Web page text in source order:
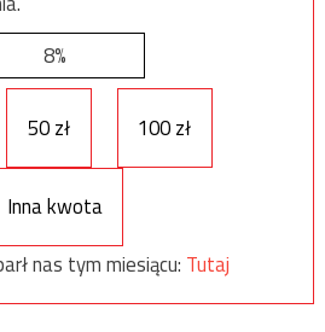
8%
50 zł 100 zł
Inna kwota
nas tym miesiącu: Tutaj